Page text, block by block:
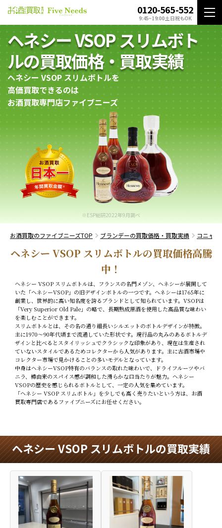
0120-565-552
9:45~19:00 土日祝もOK
ヘネシー VSOP スリムボト
ルの買取価格・買取実績
ヘネシー VSOP スリムボトルを
高価買取できるのは
お酒買取専門店ファイブニーズ
※ESP総研2022年9月調べ
お酒買取のファイブニーズTOP ブランデーの買取価格・買取実績 コニャ
ヘネシー VSOP スリムボトルの買取価格高騰
中！
ヘネシー VSOP スリムボトルは、フランスの名門メゾン、ヘネシーが展開して
いた「ヘネシーVSOP」の旧デザインボトルの一つです。ヘネシーは1765年に
創業し、世界的に高い知名度を誇るブランドとして知られています。VSOPは
「Very Superior Old Pale」の略で、長期熟成原酒を使用した高品質な味わい
を楽しむことができます。
スリムボトルとは、その名の通り細長いシルエットのボトルデザインが特徴。
主に1970〜90年代頃まで流通していた形状です。現行品の丸みのあるボトルデ
ザインと比べるとスタイリッシュでクラシックな印象があり、現在は生産され
ていないスタイルであるためコレクターから人気があります。主に古酒市場や
コレクター市場で見かけることの多いモデルとなっています。
中身はヘネシーVSOP特有のバランスの取れた味わいで、ドライフルーツやバ
ニラ、樽由来のスパイス感が調和した滑らかな口当たりが魅力。ヘネシー
VSOPの歴史を感じられるボトルとして、一定の人気を集めています。
「ヘネシー VSOP スリムボトル」を少しでも高く売りたいという方は、お酒
買取専門店であるファイブニーズにお任せください。
ヘネシー VSOP スリムボトルの買取実績